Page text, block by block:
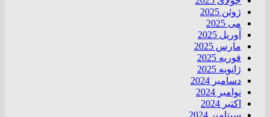
ژوئن 2025
می 2025
آوریل 2025
مارس 2025
فوریه 2025
ژانویه 2025
دسامبر 2024
نوامبر 2024
اکتبر 2024
سپتامبر 2024